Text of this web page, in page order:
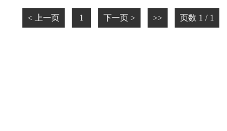
< 上一页 1 下一页 > >> 页数 1 / 1